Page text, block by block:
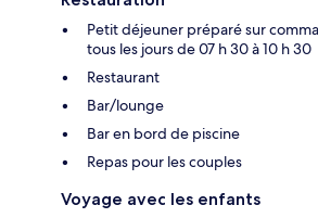
Petit déjeuner préparé sur
tous les jours de 07 h 30 à 10 h 30
Restaurant
Bar/lounge
Bar en bord de piscine
Repas pour les couples
Voyage avec les enfants